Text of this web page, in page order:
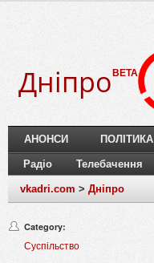
Дніпро BETA
АНОНСИ ПОЛІТИКА
Радіо Телебачення
vkadri.com > Дніпро
Category:
Суспільство